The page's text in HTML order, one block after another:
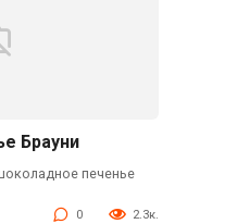
Брауни
печенье
0 2.3к.